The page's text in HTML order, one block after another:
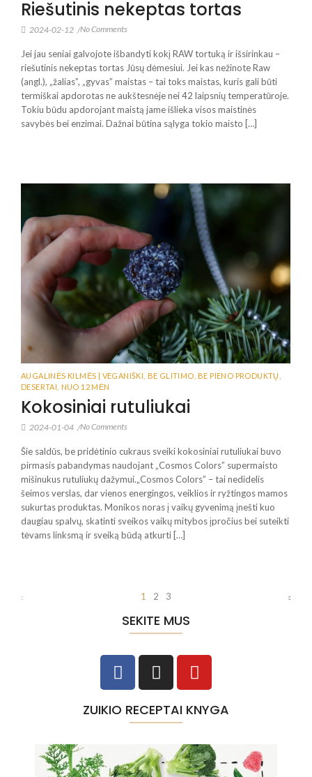
Riešutinis nekeptas tortas
2024-02-12 /No Comments
Jei jau seniai galvojote išbandyti kokį RAW tortuką ir išsirinkau –
riešutinis nekeptas tortas Jūsų dėmesiui. Jei kas nežinote Raw
(angl.), „žalias”, „gyvas” maistas – tai toks maistas, kuris gali būti
termiškai apdorotas ne aukštesnėje nei 42 laipsnių temperatūroje.
Tokiu būdu apdorojant maistą jame išlieka visos maistinės
savybės bei enzimai. Dažnai būtina sąlyga tokio maisto […]
AUGALINĖS KILMĖS | VEGANIŠKI BE GLITIMO BE PIENO PRODUKTŲ
DESERTAI
NUO 12 MĖN
Kokosiniai rutuliukai
2024-01-04 /No Comments
Šie saldūs, be pridėtinio cukraus sveiki kokosiniai rutuliukai buvo
pirmasis pabandymas naudojant „Cosmos Colors” supermaisto
mišinukus rutuliukų dažymui.„Cosmos Colors” – tai nedidelis
šeimos verslas, dar vienos energingos, veiklios ir ryžtingos mamos
sukurtas produktas. Monikos noras į vaikų gyvenimą įnešti kuo
daugiau spalvų, skatinti sveikos vaikų mitybos įpročius bei suteikti
tėvams linksmą ir sveiką būdą atkurti […]
1 2 3
SEKITE MUS
ZUIKIO RECEPTAI KNYGA